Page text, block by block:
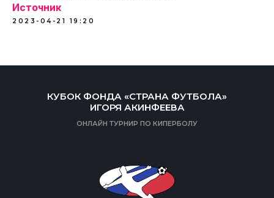
Источник
2023-04-21 19:20
КУБОК ФОНДА «СТРАНА ФУТБОЛА»
ИГОРЯ АКИНФЕЕВА
ОНЛАЙН ТУРНИР ПО КИПЕРБОЛУ